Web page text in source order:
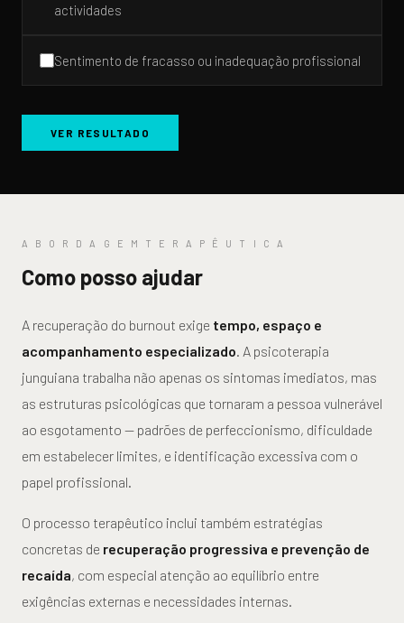
actividades
Sentimento de fracasso ou inadequação profissional
VER RESULTADO
A B O R D A G E M T E R A P Ê U T I C A
Como posso ajudar
A recuperação do burnout exige tempo, espaço e
acompanhamento especializado. A psicoterapia
junguiana trabalha não apenas os sintomas imediatos, mas
as estruturas psicológicas que tornaram a pessoa vulnerável
ao esgotamento — padrões de perfeccionismo, dificuldade
em estabelecer limites, e identificação excessiva com o
papel profissional.
O processo terapêutico inclui também estratégias
concretas de recuperação progressiva e prevenção de
recaída, com especial atenção ao equilíbrio entre
exigências externas e necessidades internas.